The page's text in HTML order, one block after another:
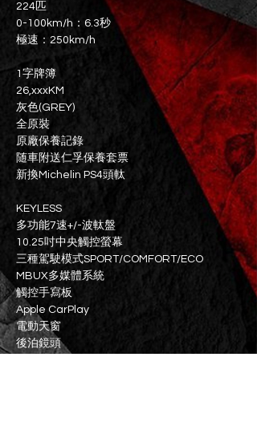
224匹
0-100km/h：6.3秒
極速：250km/h
1字牌簿
26,xxxKM
灰色(GREY)
全原裝
原廠保養記錄
随車附送仁孚保養套票
新換Michelin PS4頭軚
KEYLESS
多功能7速+/-波軚盤
10.25吋中央觸控螢幕
三種駕駛模式SPORT/COMFORT/ECO
MBUX多媒體系統
觸控手寫板
Apple CarPlay
電動天窗
後泊鏡頭